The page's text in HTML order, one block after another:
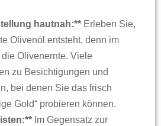
hautnah:** Erleben Sie,
Olivenöl entsteht, denn im
Olivenernte. Viele
zu Besichtigungen und
bei denen Sie das frisch
Gold“ probieren können.
Im Gegensatz zur